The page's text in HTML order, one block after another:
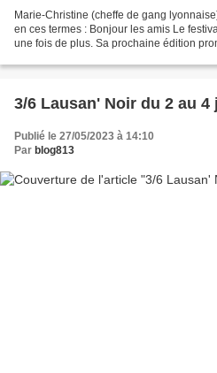
Marie-Christine (cheffe de gang
en ces termes : Bonjour les amis Le
une fois de plus. Sa prochaine édition
3/6 Lausan' Noir du 2 au 4
Publié le 27/05/2023 à 14:10
Par blog813